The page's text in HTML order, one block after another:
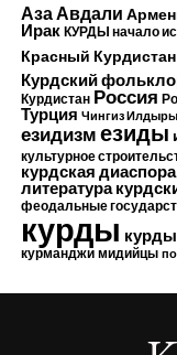
Аза Авдали
Ирак КУРДЫ начало
Красный Курдистан
Курдский
Курдистан Россия
Турция Чингиз
езидизмезиды
культурное
курдская диаспора
литература
феодальные
курды
курманджи мидийцы